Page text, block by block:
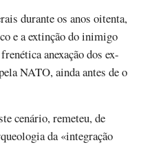
durante os anos oitenta,
e a extinção do inimigo
anexação dos ex-
NATO, ainda antes de o
cenário, remeteu, de
da «integração